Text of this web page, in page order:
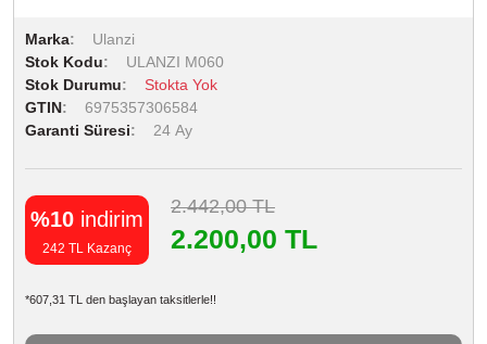
Marka
Ulanzi
Stok Kodu
ULANZI M060
Stok Durumu
Stokta Yok
GTIN
6975357306584
Garanti Süresi
24 Ay
%10 indirim
242 TL Kazanç
2.442,00 TL
2.200,00 TL
*607,31 TL den başlayan taksitlerle!!